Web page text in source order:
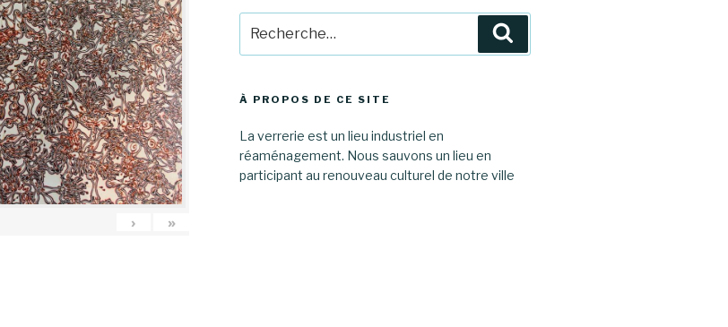
› »
pour
:
À PROPOS DE CE SITE
La verrerie est un lieu industriel en
réaménagement. Nous sauvons un lieu en
participant au renouveau culturel de notre ville